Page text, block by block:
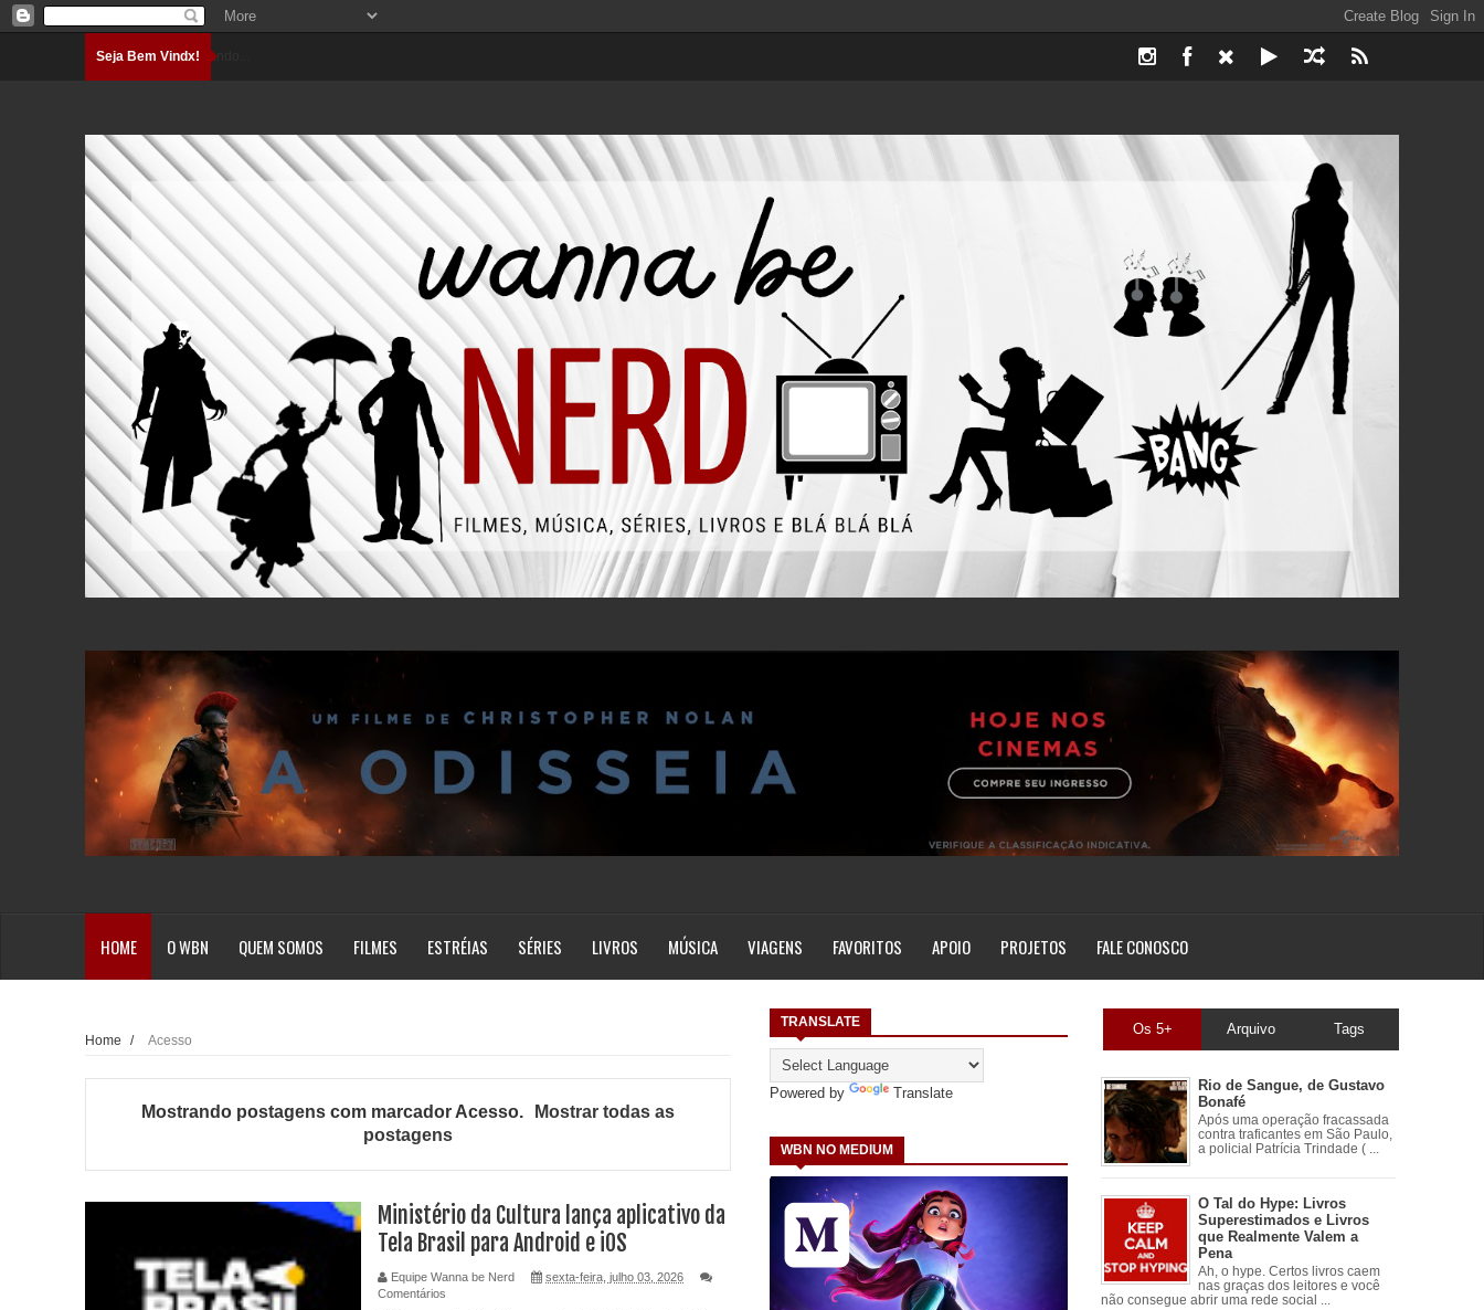
Seja Bem Vindx!Carregando...
HOME O WBN QUEM SOMOS FILMES ESTRÉIAS SÉRIES LIVROS MÚSICA VIAGENS FAVORITOS APOIO PROJETOS FALE CONOSCO
TRANSLATE
Powered by Translate
WBN NO MEDIUM
Home / Acesso
Mostrando postagens com marcador Acesso.
Mostrar todas as
postagens
Ministério da Cultura lança aplicativo da
Tela Brasil para Android e iOS
Equipe Wanna be Nerd
sexta-feira, julho 03, 2026
Comentários
Os 5+ Arquivo Tags
Rio de Sangue, de Gustavo
Bonafé
Após uma operação fracassada
contra traficantes em São Paulo,
a policial Patrícia Trindade ( ...
O Tal do Hype: Livros
Superestimados e Livros
que Realmente Valem a
Pena
Ah, o hype. Certos livros caem
nas graças dos leitores e você
não consegue abrir uma rede social ...